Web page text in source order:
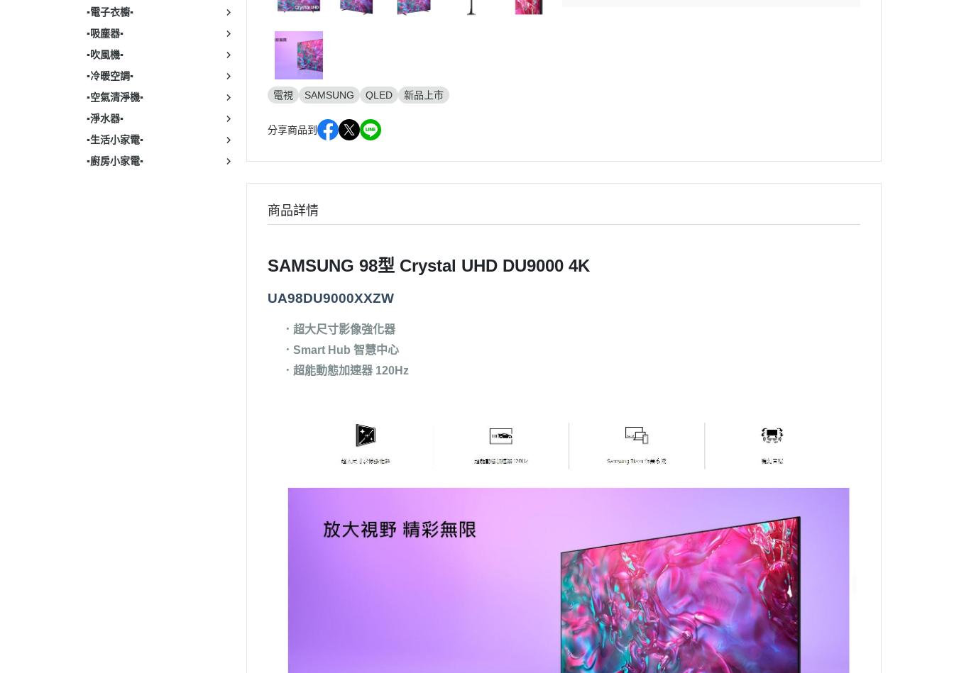
▪︎電子衣櫥▪︎
▪︎吸塵器▪︎
▪︎吹風機▪︎
▪︎冷暖空調▪︎
▪︎空氣清淨機▪︎
▪︎淨水器▪︎
▪︎生活小家電▪︎
▪︎廚房小家電▪︎
電視 SAMSUNG QLED 新品上市
分享商品到
商品詳情
SAMSUNG 98型 Crystal UHD DU9000 4K
UA98DU9000XXZW
．超大尺寸影像強化器
． Smart Hub 智慧中心
． 超能動態加速器 120Hz